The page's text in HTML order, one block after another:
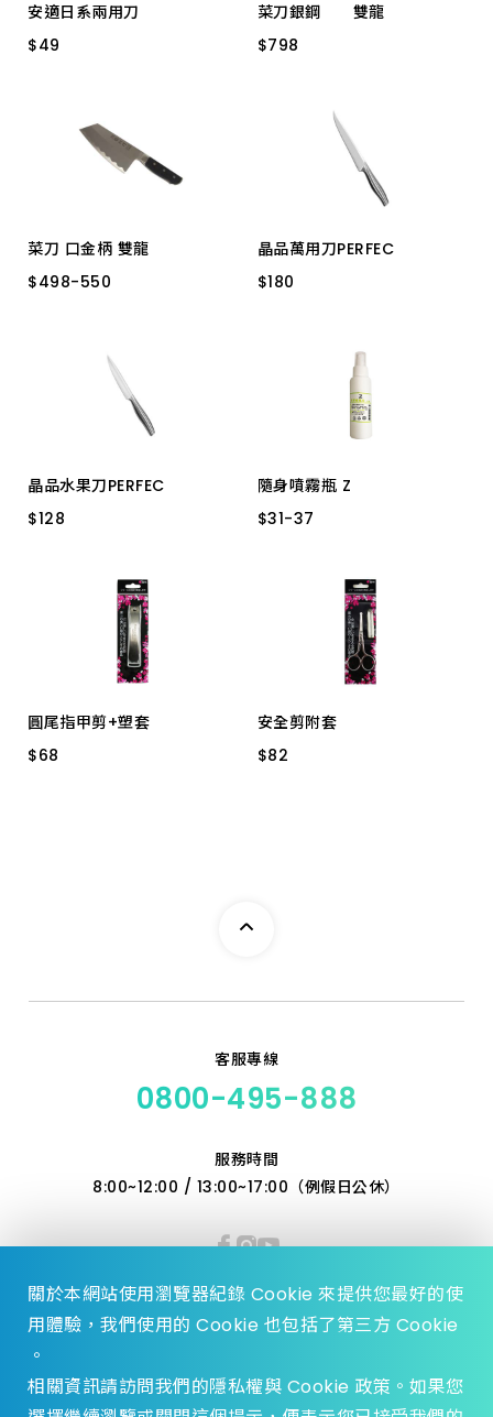
安適日系兩用刀
$49
$49
菜刀銀鋼 雙龍
$798
$798
菜刀 口金柄 雙龍
$498-550
$498-550
D8010E 大尖薄
D8012E 尖厚
晶品萬用刀PERFEC
$180
$180
晶品水果刀PERFEC
$128
$128
隨身噴霧瓶 Z
$31-37
$31-37
60ml HDPE #2
100ml HDPE #2
圓尾指甲剪+塑套
$68
$68
安全剪附套
$82
$82
客服專線
0800-495-888
服務時間
8:00~12:00 / 13:00~17:00（例假日公休）
關於本網站使用瀏覽器紀錄 Cookie 來提供您最好的使
用體驗，我們使用的 Cookie 也包括了第三方 Cookie
。
相關資訊請訪問我們的隱私權與 Cookie 政策。如果您